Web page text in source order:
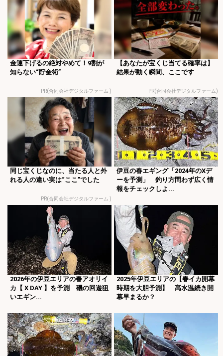
金運下げるの絶対やめて！9割が
知らない“貯金術”
PR(合同会社デジタルファーム )
【あなたが宝くじ当てる確率は】
結果が動く瞬間、ここです
PR(合同会社デジタルファーム)
同じ宝くじなのに、当たる人と外
れる人の違い実は“ここ”でした
PR(合同会社デジタルファーム )
伊豆の春エギング「2024年のXデ
ーを予測」 釣り方問わず広く情
報をチェックしよ...
2026年の伊豆エリアの春アオリイ
カ【 X DAY 】を予測 磯の回遊狙
いエギン...
2025年伊豆エリアの【春イカ開幕
時期を大胆予測】 高水温続き開
幕早まるか？